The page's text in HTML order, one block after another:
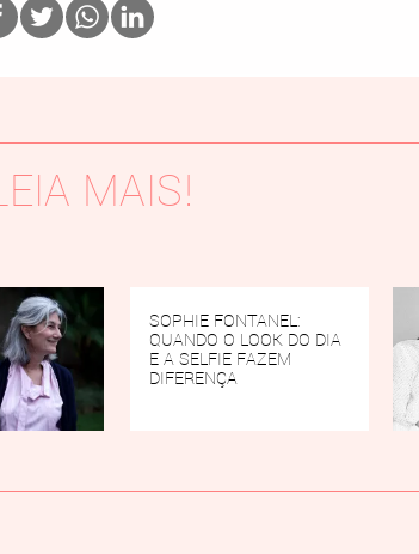
MAIS!
SOPHIE FONTANEL:
QUANDO O LOOK DO DIA
E A SELFIE FAZEM
DIFERENÇA